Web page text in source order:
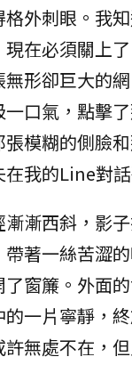
外刺眼。我
在必須關上
形卻巨大的
口氣，點擊
模糊的側臉
我的Line對話
漸西斜，影
著一絲苦澀
窗簾。外面
一片寧靜，
無處不在，